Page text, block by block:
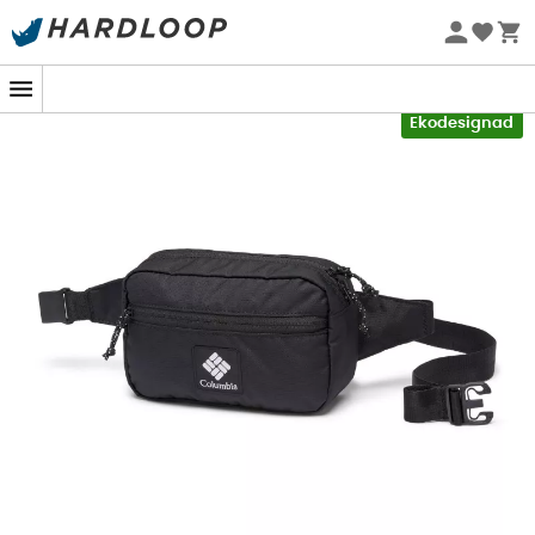
Sommarerbjudanden 🔥 -5 % EXTRA vid köp av 2 produkter*
Ekodesignad